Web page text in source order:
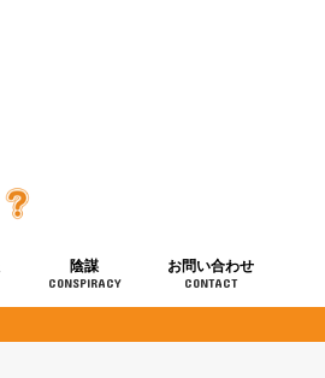
陰謀
CONSPIRACY
お問い合わせ
CONTACT